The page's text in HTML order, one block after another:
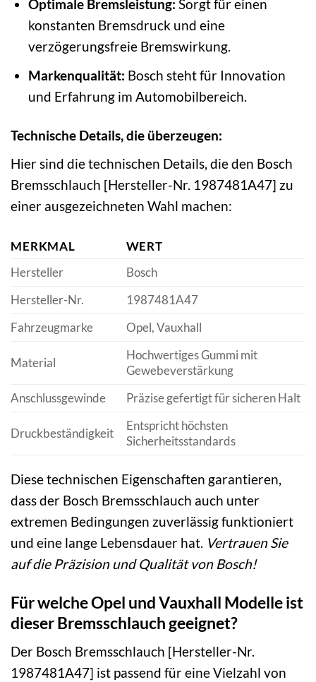
Optimale Bremsleistung: Sorgt für einen
konstanten Bremsdruck und eine
verzögerungsfreie Bremswirkung.
Markenqualität: Bosch steht für Innovation
und Erfahrung im Automobilbereich.
Technische Details, die überzeugen:
Hier sind die technischen Details, die den Bosch
Bremsschlauch [Hersteller-Nr. 1987481A47] zu
einer ausgezeichneten Wahl machen:
MERKMAL
WERT
Hersteller
Bosch
Hersteller-Nr.
1987481A47
Fahrzeugmarke
Opel, Vauxhall
Material
Hochwertiges Gummi mit
Gewebeverstärkung
Anschlussgewinde
Präzise gefertigt für sicheren Halt
Druckbeständigkeit
Entspricht höchsten
Sicherheitsstandards
Diese technischen Eigenschaften garantieren,
dass der Bosch Bremsschlauch auch unter
extremen Bedingungen zuverlässig funktioniert
und eine lange Lebensdauer hat. Vertrauen Sie
auf die Präzision und Qualität von Bosch!
Für welche Opel und Vauxhall Modelle ist
dieser Bremsschlauch geeignet?
Der Bosch Bremsschlauch [Hersteller-Nr.
1987481A47] ist passend für eine Vielzahl von